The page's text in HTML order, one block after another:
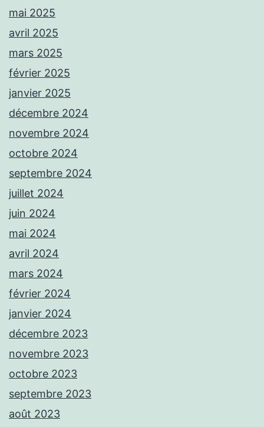
mai 2025
avril 2025
mars 2025
février 2025
janvier 2025
décembre 2024
novembre 2024
octobre 2024
septembre 2024
juillet 2024
juin 2024
mai 2024
avril 2024
mars 2024
février 2024
janvier 2024
décembre 2023
novembre 2023
octobre 2023
septembre 2023
août 2023